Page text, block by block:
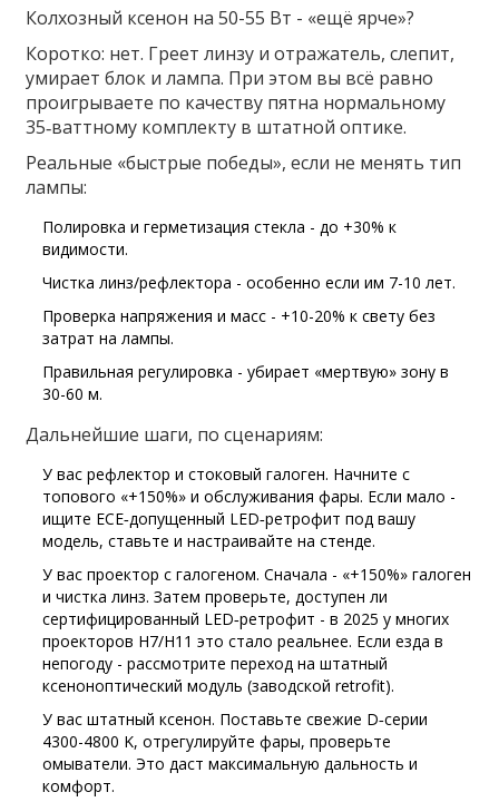
Колхозный ксенон на 50-55 Вт - «ещё ярче»?
Коротко: нет. Греет линзу и отражатель, слепит,
умирает блок и лампа. При этом вы всё равно
проигрываете по качеству пятна нормальному
35‑ваттному комплекту в штатной оптике.
Реальные «быстрые победы», если не менять тип
лампы:
Полировка и герметизация стекла - до +30% к
видимости.
Чистка линз/рефлектора - особенно если им 7-10 лет.
Проверка напряжения и масс - +10-20% к свету без
затрат на лампы.
Правильная регулировка - убирает «мертвую» зону в
30-60 м.
Дальнейшие шаги, по сценариям:
У вас рефлектор и стоковый галоген. Начните с
топового «+150%» и обслуживания фары. Если мало -
ищите ECE‑допущенный LED‑ретрофит под вашу
модель, ставьте и настраивайте на стенде.
У вас проектор с галогеном. Сначала - «+150%» галоген
и чистка линз. Затем проверьте, доступен ли
сертифицированный LED‑ретрофит - в 2025 у многих
проекторов H7/H11 это стало реальнее. Если езда в
непогоду - рассмотрите переход на штатный
ксеноноптический модуль (заводской retrofit).
У вас штатный ксенон. Поставьте свежие D‑серии
4300-4800 K, отрегулируйте фары, проверьте
омыватели. Это даст максимальную дальность и
комфорт.